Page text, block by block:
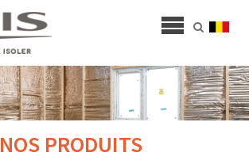
NOS PRODUITS